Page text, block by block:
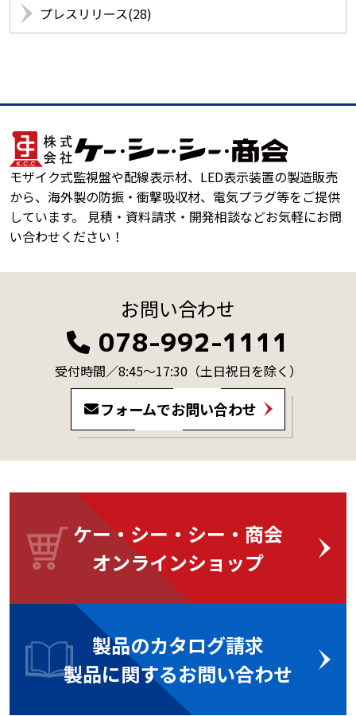
プレスリリース(28)
モザイク式監視盤や配線表示材、LED表示装置の製造販売
から、海外製の防振・衝撃吸収材、電気プラグ等をご提供
しています。 見積・資料請求・開発相談などお気軽にお問
い合わせください！
お問い合わせ
078-992-1111
受付時間／8:45～17:30（土日祝日を除く）
フォームでお問い合わせ
ケー・シー・シー・商会
オンラインショップ
製品のカタログ請求
製品に関するお問い合わせ